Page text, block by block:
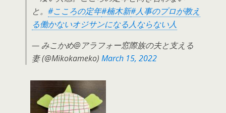
と。 #こころの定年#楠木新#人事のプロが教え
る働かないオジサンになる人ならない人
— みこかめ@アラフォー窓際族の夫と支える
妻 (@Mikokameko) March 15, 2022